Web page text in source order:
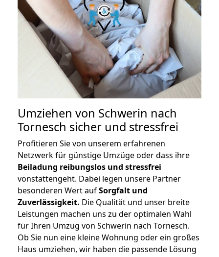
Umziehen von Schwerin nach
Tornesch sicher und stressfrei
Profitieren Sie von unserem erfahrenen
Netzwerk für günstige Umzüge oder dass ihre
Beiladung reibungslos und stressfrei
vonstattengeht. Dabei legen unsere Partner
besonderen Wert aufSorgfalt und
Zuverlässigkeit. Die Qualität und unser breite
Leistungen machen uns zu der optimalen Wahl
für Ihren Umzug von Schwerin nach Tornesch.
Ob Sie nun eine kleine Wohnung oder ein großes
Haus umziehen, wir haben die passende Lösung